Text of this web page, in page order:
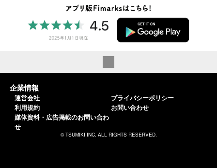
企業情報
運営会社
利用規約
媒体資料・広告掲載のお問い合わ
せ
プライバシーポリシー
お問い合わせ
© TSUMIKI INC. ALL RIGHTS RESERVED.